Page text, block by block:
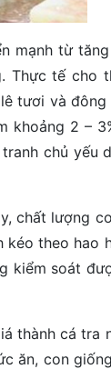
mạnh từ
Thực tế cho
tươi và đông
khoảng 2 –
chủ yếu
chất lượng
kéo theo hao
kiểm soát
thành cá tra
ăn, con